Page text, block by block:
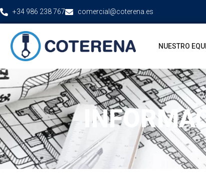
+34 986 238 767 comercial@coterena.es
NUESTRO